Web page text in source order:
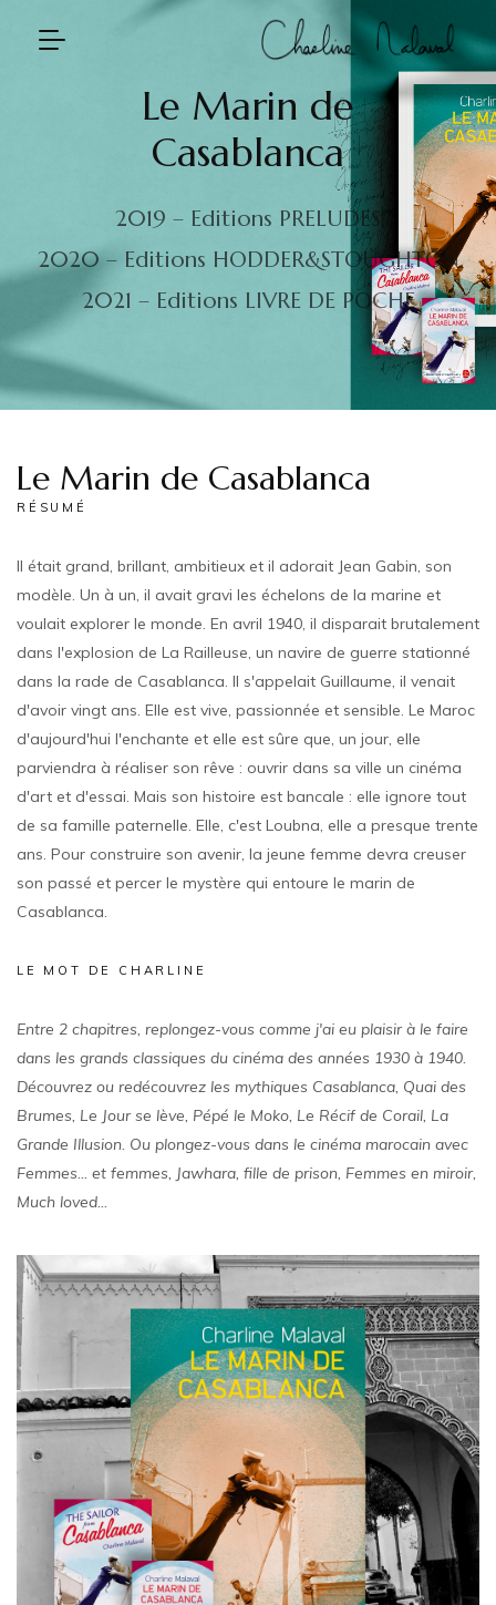
Le Marin de
Casablanca
2019 – Editions PRELUDES
2020 – Editions HODDER&STOUGHTON
2021 – Editions LIVRE DE POCHE
Le Marin de Casablanca
RÉSUMÉ
Il était grand, brillant, ambitieux et il adorait Jean Gabin, son
modèle. Un à un, il avait gravi les échelons de la marine et
voulait explorer le monde. En avril 1940, il disparait brutalement
dans l'explosion de La Railleuse, un navire de guerre stationné
dans la rade de Casablanca. Il s'appelait Guillaume, il venait
d'avoir vingt ans. Elle est vive, passionnée et sensible. Le Maroc
d'aujourd'hui l'enchante et elle est sûre que, un jour, elle
parviendra à réaliser son rêve : ouvrir dans sa ville un cinéma
d'art et d'essai. Mais son histoire est bancale : elle ignore tout
de sa famille paternelle. Elle, c'est Loubna, elle a presque trente
ans. Pour construire son avenir, la jeune femme devra creuser
son passé et percer le mystère qui entoure le marin de
Casablanca.
LE MOT DE CHARLINE
Entre 2 chapitres, replongez-vous comme j'ai eu plaisir à le faire
dans les grands classiques du cinéma des années 1930 à 1940.
Découvrez ou redécouvrez les mythiques Casablanca, Quai des
Brumes, Le Jour se lève, Pépé le Moko, Le Récif de Corail, La
Grande Illusion. Ou plongez-vous dans le cinéma marocain avec
Femmes... et femmes, Jawhara, fille de prison, Femmes en miroir,
Much loved...